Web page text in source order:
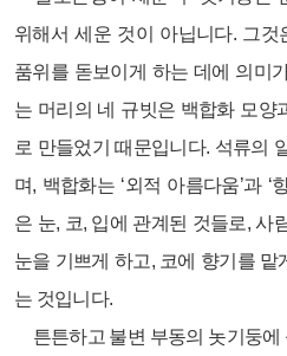
위해서 세운 것이 아닙니다. 그것
품위를 돋보이게 하는 데에 의미
는 머리의 네 규빗은 백합화 모양
로 만들었기 때문입니다. 석류의
며, 백합화는 ‘외적 아름다움’과 ‘
은 눈, 코, 입에 관계된 것들로, 사
눈을 기쁘게 하고, 코에 향기를
는 것입니다.
튼튼하고 불변 부동의 놋기둥